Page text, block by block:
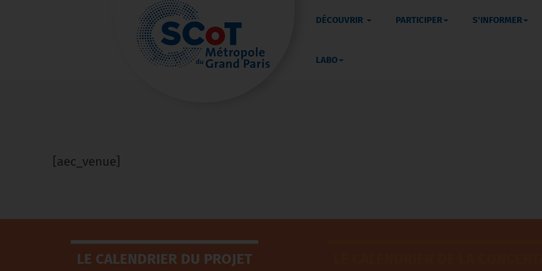
DÉCOUVRIR PARTICIPER S'INFORMER
LABO
[aec_venue]
LE CALENDRIER DU PROJET